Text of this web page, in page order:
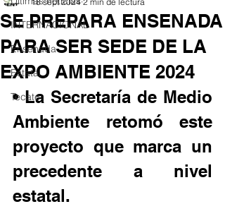
INTERNACIONAL
Ensenada
Estatal
Tecate
SE PREPARA ENSENADA
PARA SER SEDE DE LA
EXPO AMBIENTE 2024
• La Secretaría de Medio
Ambiente retomó este
proyecto que marca un
precedente a nivel
estatal.